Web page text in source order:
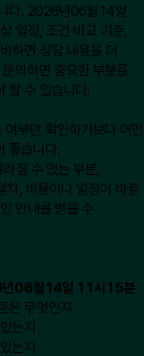
다. 2026년06월14일
일정, 조건 비교 기준,
하면 상담 내용을 더
의하면 중요한 부분을
할 수 있습니다.
부만 확인하기보다 어떤
좋습니다.
질 수 있는 부분,
차, 비용이나 일정이 바뀔
안내를 받을 수
년06월14일 11시15분
은 무엇인지
는지
는지